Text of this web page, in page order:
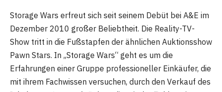
Storage Wars erfreut sich seit seinem Debüt bei A&E im
Dezember 2010 großer Beliebtheit. Die Reality-TV-
Show tritt in die Fußstapfen der ähnlichen Auktionsshow
Pawn Stars. In „Storage Wars“ geht es um die
Erfahrungen einer Gruppe professioneller Einkäufer, die
mit ihrem Fachwissen versuchen, durch den Verkauf des